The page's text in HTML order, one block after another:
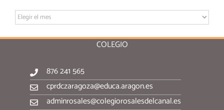
Archivo:
COLEGIO
876 241 565
cprdczaragoza@educa.aragon.es
adminrosales@colegiorosalesdelcanal.es